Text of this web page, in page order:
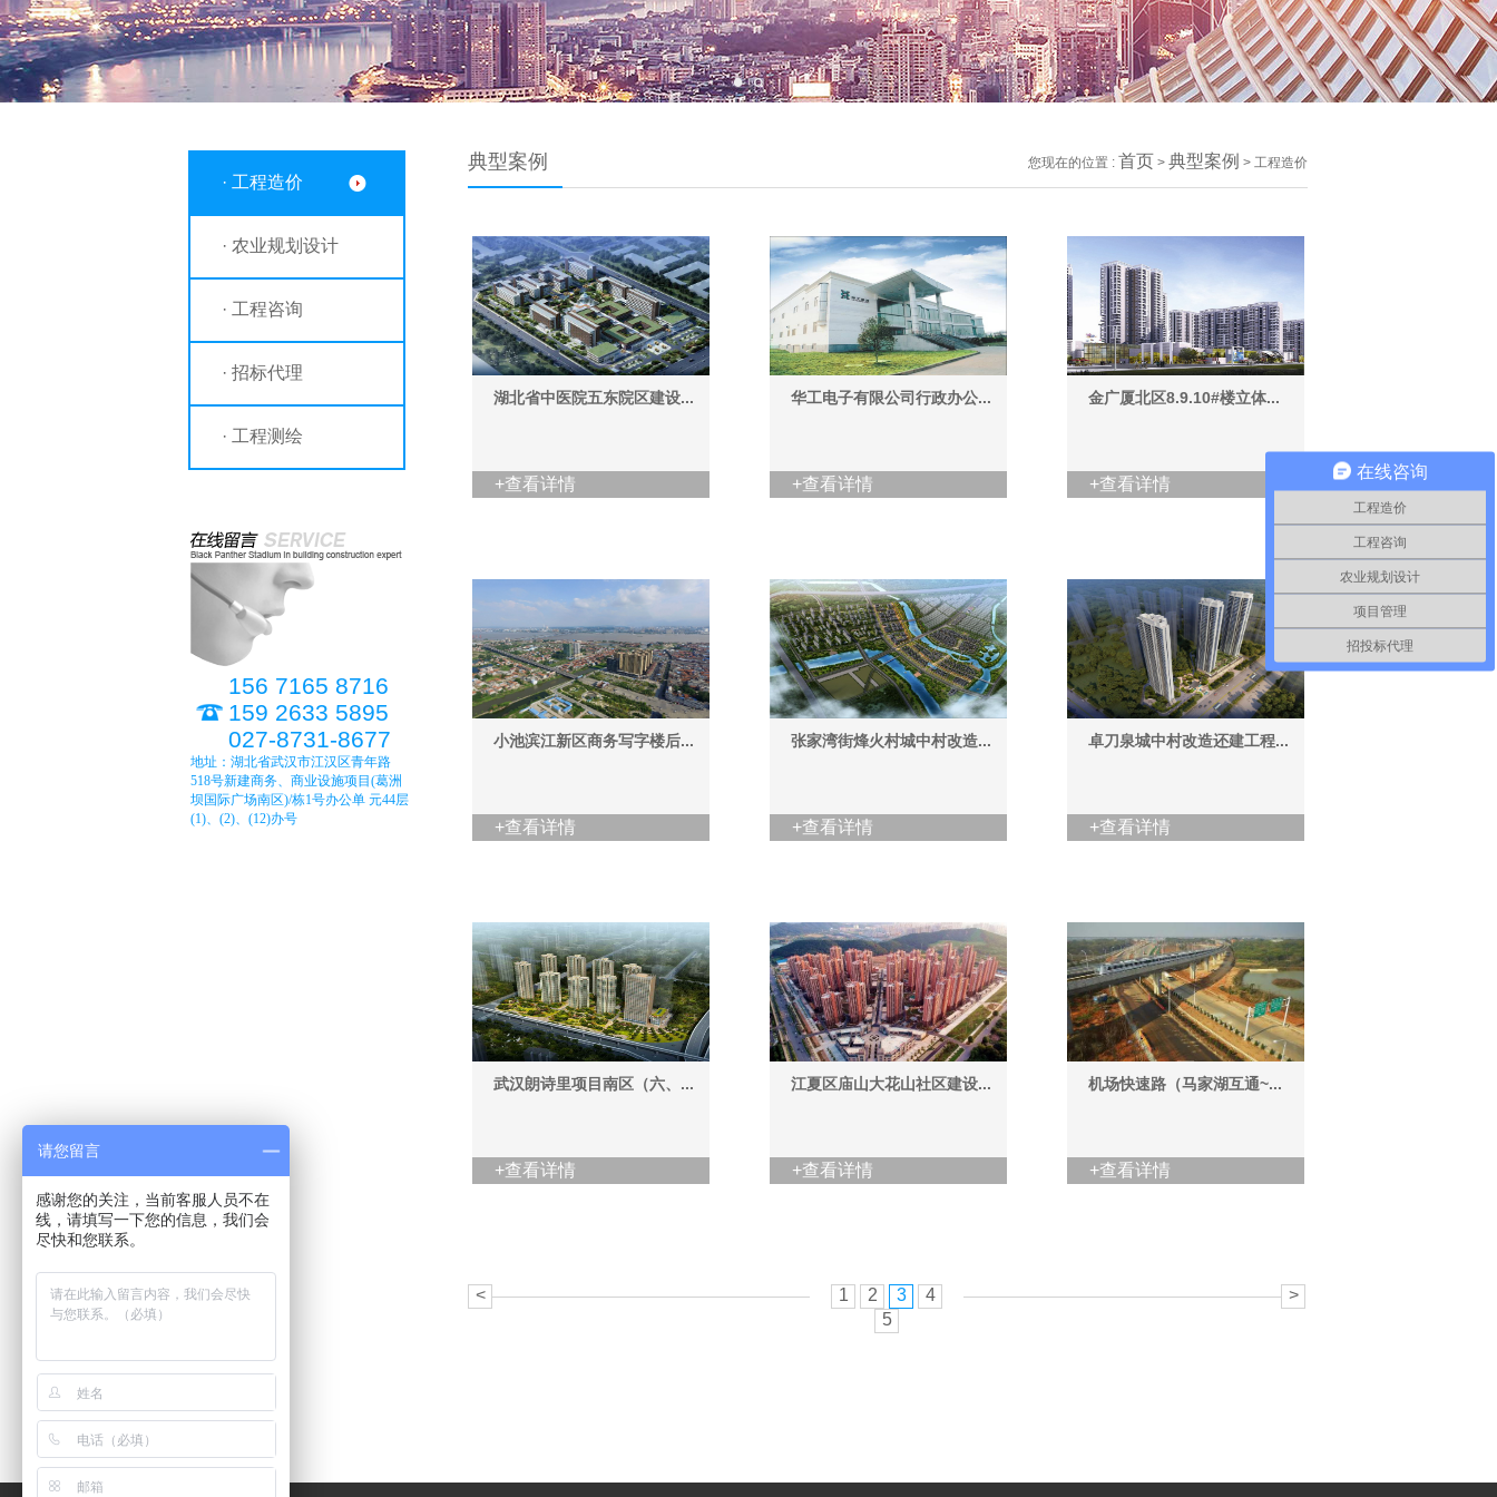
· 工程造价
· 农业规划设计
· 工程咨询
· 招标代理
· 工程测绘
156 7165 8716
159 2633 5895
027-8731-8677
地址：湖北省武汉市江汉区青年路
518号新建商务、商业设施项目(葛洲
坝国际广场南区)/栋1号办公单 元44层
(1)、(2)、(12)办号
您现在的位置 : 首页 > 典型案例 > 工程造价
典型案例
湖北省中医院五东院区建设...
+查看详情
华工电子有限公司行政办公...
+查看详情
金广厦北区8.9.10#楼立体...
+查看详情
小池滨江新区商务写字楼后...
+查看详情
张家湾街烽火村城中村改造...
+查看详情
卓刀泉城中村改造还建工程...
+查看详情
武汉朗诗里项目南区（六、...
+查看详情
江夏区庙山大花山社区建设...
+查看详情
机场快速路（马家湖互通~...
+查看详情
< 1 2 3
4
5
>
在线咨询
工程造价
工程咨询
农业规划设计
项目管理
招投标代理
请您留言
感谢您的关注，当前客服人员不在
线，请填写一下您的信息，我们会
尽快和您联系。